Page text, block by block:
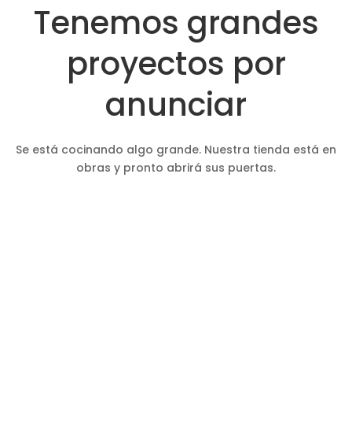
Tenemos grandes
proyectos por
anunciar
Se está cocinando algo grande. Nuestra tienda está en
obras y pronto abrirá sus puertas.